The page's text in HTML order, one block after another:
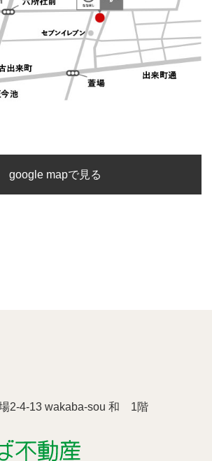
google mapで見る
2-4-13 wakaba-sou 和 1階